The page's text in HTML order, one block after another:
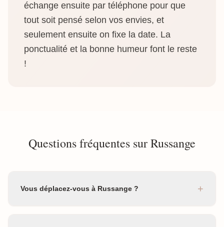
échange ensuite par téléphone pour que
tout soit pensé selon vos envies, et
seulement ensuite on fixe la date. La
ponctualité et la bonne humeur font le reste
!
Questions fréquentes sur Russange
Vous déplacez-vous à Russange ? +